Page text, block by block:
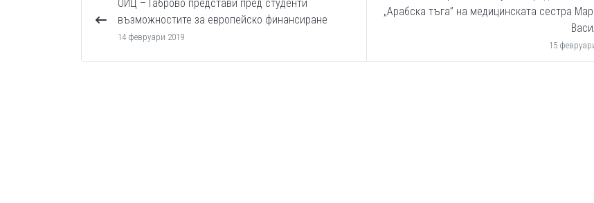
ОИЦ – Габрово представи пред студенти
възможностите за европейско финансиране
14 февруари 2019
„Арабска тъга” на медицинската сестра
15